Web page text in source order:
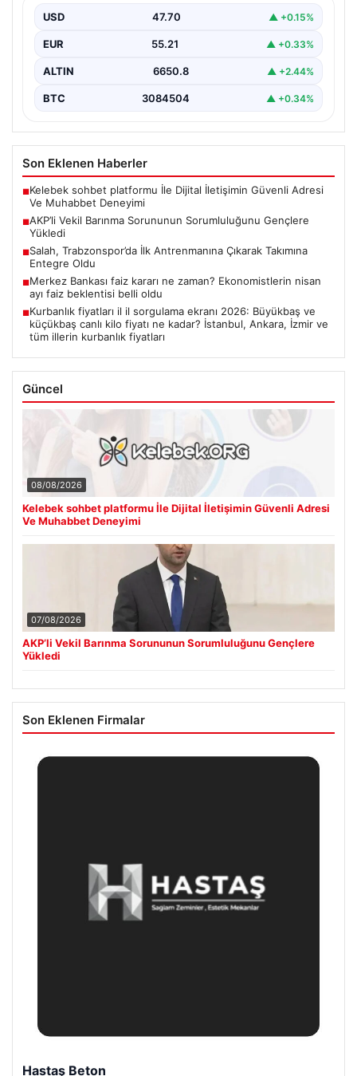
Kurulu'nda yapılan tartışmalarla bir kez daha gündeme…
USD 47.70 ▲ +0.15%
EUR 55.21 ▲ +0.33%
ALTIN 6650.8 ▲ +2.44%
BTC 3084504 ▲ +0.34%
Son Eklenen Haberler
■Kelebek sohbet platformu İle Dijital İletişimin Güvenli Adresi
Ve Muhabbet Deneyimi
■AKP’li Vekil Barınma Sorununun Sorumluluğunu Gençlere
Yükledi
■Salah, Trabzonspor’da İlk Antrenmanına Çıkarak Takımına
Entegre Oldu
■Merkez Bankası faiz kararı ne zaman? Ekonomistlerin nisan
ayı faiz beklentisi belli oldu
■Kurbanlık fiyatları il il sorgulama ekranı 2026: Büyükbaş ve
küçükbaş canlı kilo fiyatı ne kadar? İstanbul, Ankara, İzmir ve
tüm illerin kurbanlık fiyatları
Güncel
08/08/2026
Kelebek sohbet platformu İle Dijital İletişimin Güvenli Adresi
Ve Muhabbet Deneyimi
07/08/2026
AKP’li Vekil Barınma Sorununun Sorumluluğunu Gençlere
Yükledi
Son Eklenen Firmalar
Enes Kaplan Avukatlık Bürosu